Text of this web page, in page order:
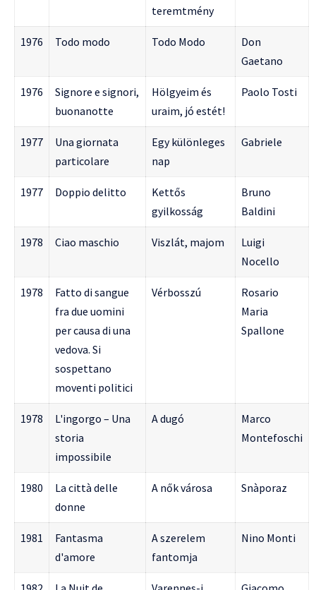
teremtmény
1976 Todo modo Todo Modo
Don
Gaetano
1976
Signore e signori,
buonanotte
Hölgyeim és
uraim, jó estét!
Paolo Tosti
1977
Una giornata
particolare
Egy különleges
nap
Gabriele
1977 Doppio delitto
Kettős
gyilkosság
Bruno
Baldini
1978 Ciao maschio Viszlát, majom
Luigi
Nocello
1978
Fatto di sangue
fra due uomini
per causa di una
vedova. Si
sospettano
moventi politici
Vérbosszú
Rosario
Maria
Spallone
1978
L'ingorgo – Una
storia
impossibile
A dugó
Marco
Montefoschi
1980
La città delle
donne
A nők városa Snàporaz
1981
Fantasma
d'amore
A szerelem
fantomja
Nino Monti